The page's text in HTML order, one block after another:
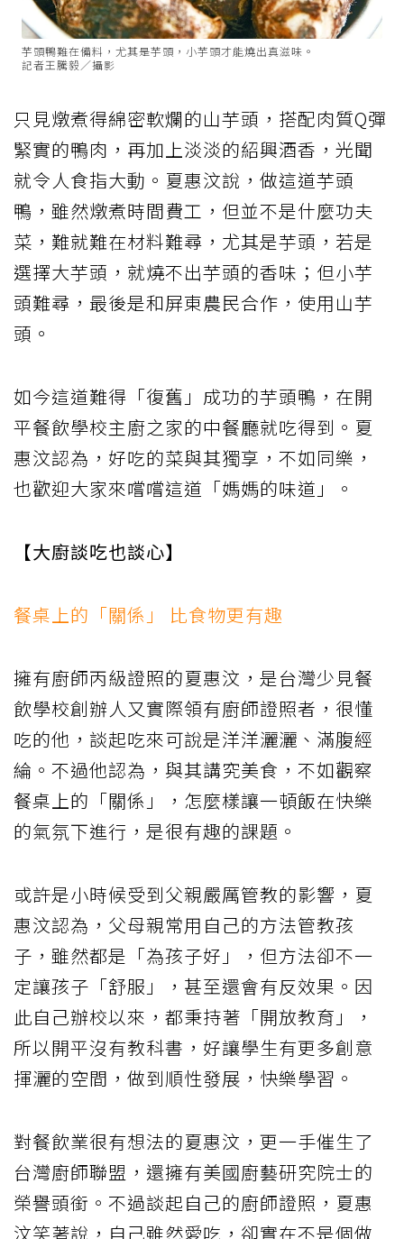
芋頭鴨難在備料，尤其是芋頭，小芋頭才能燒出真滋味。
記者王騰毅／攝影
只見燉煮得綿密軟爛的山芋頭，搭配肉質Q彈
緊實的鴨肉 ，再加上淡淡的紹興酒香，光聞
就令人食指大動。夏惠汶說，做這道芋頭
鴨，雖然燉煮時間費工，但並不是什麼功夫
菜，難就難在材料難尋，尤其是芋頭，若是
選擇大芋頭，就燒不出芋頭的香味；但小芋
頭難尋，最後是和屏東農民合作，使用山芋
頭。
如今這道難得「復舊」成功的芋頭鴨，在開
平餐飲學校主廚之家的中餐廳就吃得到。夏
惠汶認為，好吃的菜與其獨享，不如同樂，
也歡迎大家來嚐嚐這道「媽媽的味道」。
【大廚談吃也談心】
餐桌上的「關係」 比食物更有趣
擁有廚師丙級證照的夏惠汶，是台灣少見餐
飲學校創辦人又實際領有廚師證照者，很懂
吃的他，談起吃來可說是洋洋灑灑、滿腹經
綸。不過他認為，與其講究美食，不如觀察
餐桌上的「關係」，怎麼樣讓一頓飯在快樂
的氣氛下進行，是很有趣的課題。
或許是小時候受到父親嚴厲管教的影響，夏
惠汶認為，父母親常用自己的方法管教孩
子，雖然都是「為孩子好」，但方法卻不一
定讓孩子「舒服」，甚至還會有反效果。因
此自己辦校以來，都秉持著「開放教育」，
所以開平沒有教科書，好讓學生有更多創意
揮灑的空間，做到順性發展，快樂學習。
對餐飲業很有想法的夏惠汶，更一手催生了
台灣廚師聯盟，還擁有美國廚藝研究院士的
榮譽頭銜。不過談起自己的廚師證照，夏惠
汶笑著說，自己雖然愛吃，卻實在不是個做